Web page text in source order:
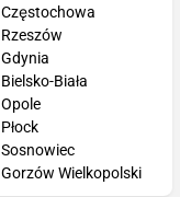
Częstochowa
Rzeszów
Gdynia
Bielsko-Biała
Opole
Płock
Sosnowiec
Gorzów Wielkopolski